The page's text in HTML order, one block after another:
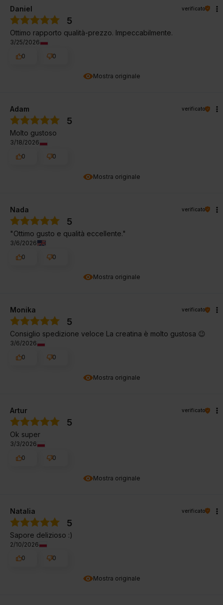
Mostra originale
Daniel verificato
5
Ottimo rapporto qualità-prezzo. Impeccabilmente.
3/25/2026
0
0
Mostra originale
Adam verificato
5
Molto gustoso
3/18/2026
0
0
Mostra originale
Nada verificato
5
"Ottimo gusto e qualità eccellente."
3/6/2026
0
0
Mostra originale
Monika verificato
5
Consiglio spedizione veloce La creatina è molto gustosa 😉
3/6/2026
0
0
Mostra originale
Artur verificato
5
Ok super
3/3/2026
0
0
Mostra originale
Natalia verificato
5
Sapore delizioso :)
2/10/2026
0
0